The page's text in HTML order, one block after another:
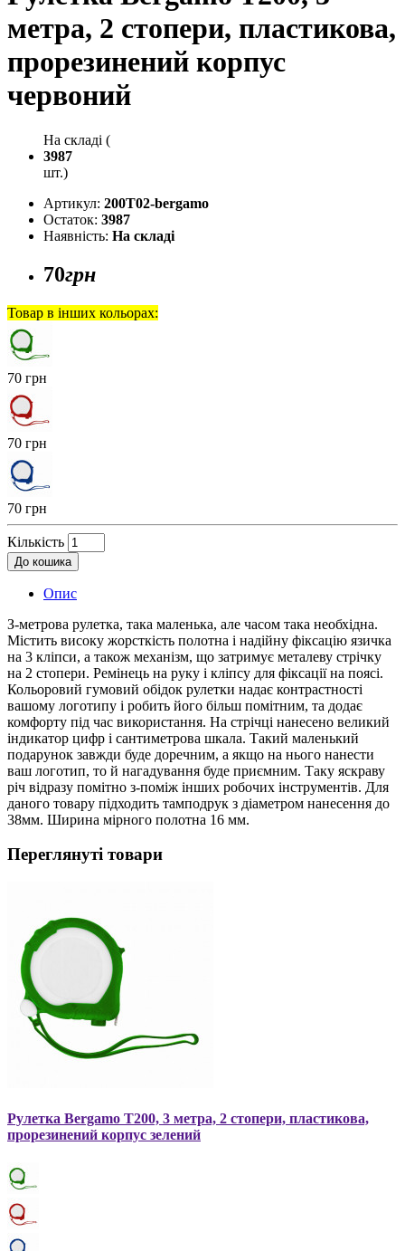
метра, 2 стопери, пластикова,
прорезинений корпус
червоний
На складі (
3987
шт.)
Артикул: 200T02-bergamo
Остаток: 3987
Наявність: На складі
70грн
Товар в інших кольорах:
70 грн
70 грн
70 грн
Кількість
До кошика
Опис
З-метрова рулетка, така маленька, але часом така необхідна.
Містить високу жорсткість полотна і надійну фіксацію язичка
на 3 кліпси, а також механізм, що затримує металеву стрічку
на 2 стопери. Ремінець на руку і кліпсу для фіксації на поясі.
Кольоровий гумовий обідок рулетки надає контрастності
вашому логотипу і робить його більш помітним, та додає
комфорту під час використання. На стрічці нанесено великий
індикатор цифр і сантиметрова шкала. Такий маленький
подарунок завжди буде доречним, а якщо на нього нанести
ваш логотип, то й нагадування буде приємним. Таку яскраву
річ відразу помітно з-поміж інших робочих інструментів. Для
даного товару підходить тамподрук з діаметром нанесення до
38мм. Ширина мірного полотна 16 мм.
Переглянуті товари
Рулетка Bergamo T200, 3 метра, 2 стопери, пластикова,
прорезинений корпус зелений